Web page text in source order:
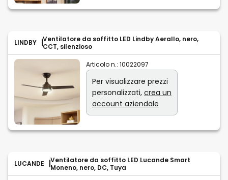
LINDBY
Ventilatore da soffitto LED Lindby Aerallo, nero,
CCT, silenzioso
Articolo n.: 10022097
Per visualizzare prezzi
personalizzati, crea un
account aziendale
LUCANDE
Ventilatore da soffitto LED Lucande Smart
Moneno, nero, DC, Tuya